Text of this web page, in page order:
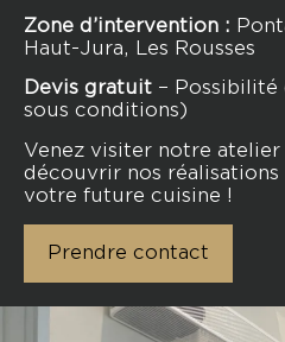
Zone d’intervention :
Haut-Jura, Les Rousses
Devis gratuit –
sous conditions)
Venez visiter notre
découvrir nos
votre future cuisine !
Prendre contact